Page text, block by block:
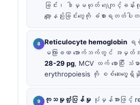
ခြင်း၊ ဒါမှမဟုတ် လေ့ကျင့်ခန်
လျော့နည်းခြင်းတွေကို ခံစားရတတ်ပ
Reticulocyte hemoglobin ရ
မကြာခဏ အောက်ဘက်တွင် အမှတ်အ
28-29 pg, MCV ထက် စောပြီး သံ
erythropoiesis ကို စစ်ဆေးတွ
ကုသမှုတုံ့ပြန်မှု ပုံမှန်အားဖြင့်